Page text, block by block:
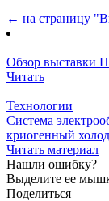
← на страницу
Обзор выставки
Читать
Технологии
Система
криогенный холод
Читать материал
Нашли ошибку?
Выделите ее
Поделиться